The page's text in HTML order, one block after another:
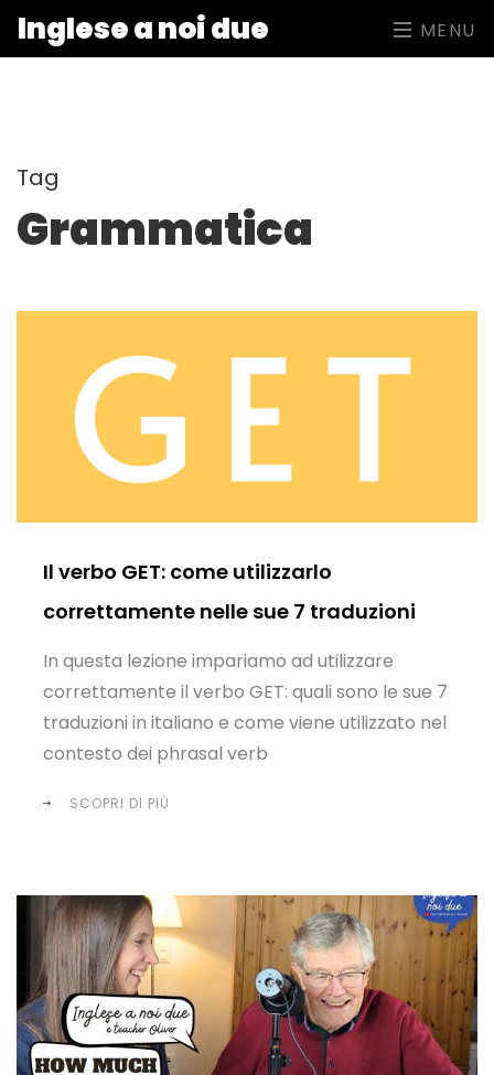
Inglese a noi due MENU
Tag
Grammatica
Il verbo GET: come utilizzarlo
correttamente nelle sue 7 traduzioni
In questa lezione impariamo ad utilizzare
correttamente il verbo GET: quali sono le sue 7
traduzioni in italiano e come viene utilizzato nel
contesto dei phrasal verb
SCOPRI DI PIÙ